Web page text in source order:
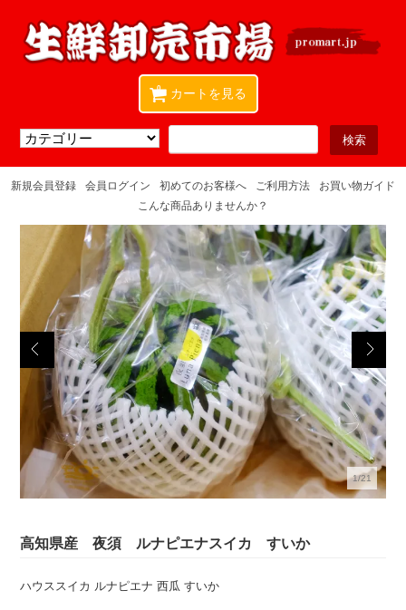
カートを見る
0
新規会員登録 会員ログイン 初めてのお客様へ ご利用方法
お買い物ガイド
こんな商品ありませんか？
1/21
高知県産 夜須 ルナピエナスイカ すいか
ハウススイカ ルナピエナ 西瓜 すいか